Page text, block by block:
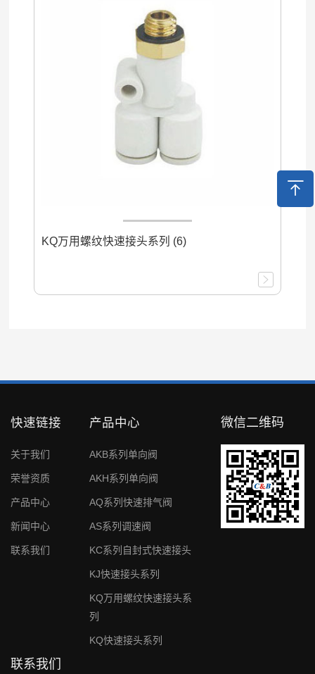
KQ万用螺纹快速接头系列 (6)
快速链接
关于我们
荣誉资质
产品中心
新闻中心
联系我们
产品中心
AKB系列单向阀
AKH系列单向阀
AQ系列快速排气阀
AS系列调速阀
KC系列自封式快速接头
KJ快速接头系列
KQ万用螺纹快速接头系
列
KQ快速接头系列
微信二维码
联系我们